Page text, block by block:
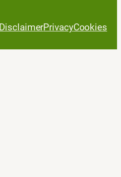
DisclaimerPrivacyCookies